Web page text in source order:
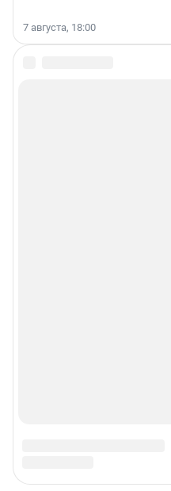
7 августа, 18:00